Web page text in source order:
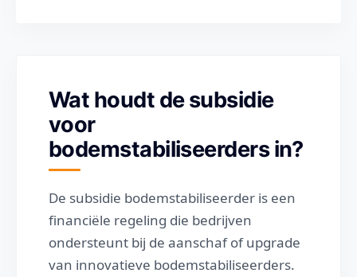
Wat houdt de subsidie
voor
bodemstabiliseerders in?
De subsidie bodemstabiliseerder is een
financiële regeling die bedrijven
ondersteunt bij de aanschaf of upgrade
van innovatieve bodemstabiliseerders.